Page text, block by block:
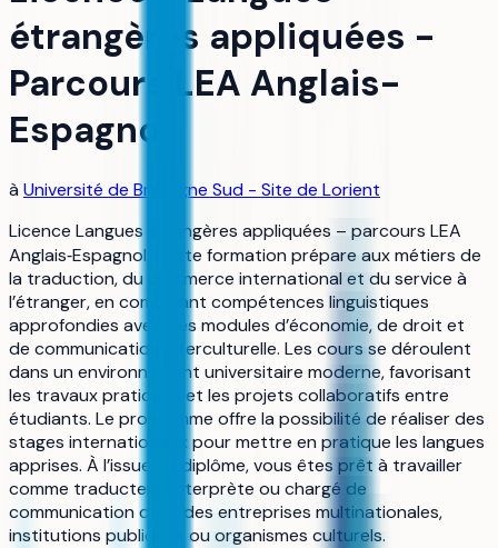
étrangères appliquées -
Parcours LEA Anglais-
Espagnol
à Université de Bretagne Sud - Site de Lorient
Licence Langues étrangères appliquées – parcours LEA
Anglais‑Espagnol. Cette formation prépare aux métiers de
la traduction, du commerce international et du service à
l’étranger, en combinant compétences linguistiques
approfondies avec des modules d’économie, de droit et
de communication interculturelle. Les cours se déroulent
dans un environnement universitaire moderne, favorisant
les travaux pratiques et les projets collaboratifs entre
étudiants. Le programme offre la possibilité de réaliser des
stages internationaux pour mettre en pratique les langues
apprises. À l’issue du diplôme, vous êtes prêt à travailler
comme traducteur, interprète ou chargé de
communication dans des entreprises multinationales,
institutions publiques ou organismes culturels.